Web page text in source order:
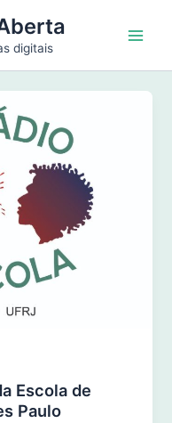
digitais
Escola de
Paulo